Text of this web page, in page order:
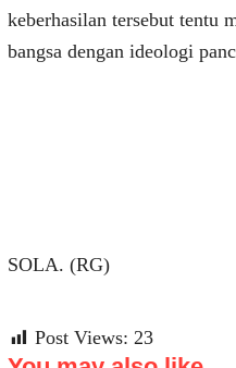
keberhasilan tersebut tentu
bangsa dengan ideologi
SOLA. (RG)
Post Views: 23